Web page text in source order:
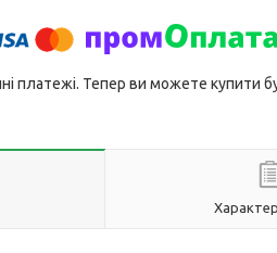
платежі. Тепер ви можете купити